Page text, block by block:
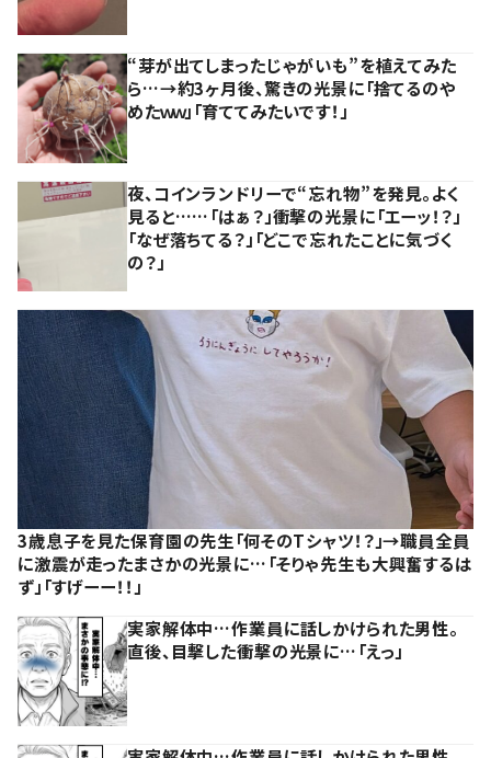
“芽が出てしまったじゃがいも”を植えてみた
ら…→約3ヶ月後、驚きの光景に「捨てるのや
めたｗｗ」「育ててみたいです！」
夜、コインランドリーで“忘れ物”を発見。よく
見ると……「はぁ？」衝撃の光景に「エーッ！？」
「なぜ落ちてる？」「どこで忘れたことに気づく
の？」
3歳息子を見た保育園の先生「何そのTシャツ！？」→職員全員
に激震が走ったまさかの光景に…「そりゃ先生も大興奮するは
ず」「すげーー！！」
実家解体中…作業員に話しかけられた男性。
直後、目撃した衝撃の光景に…「えっ」